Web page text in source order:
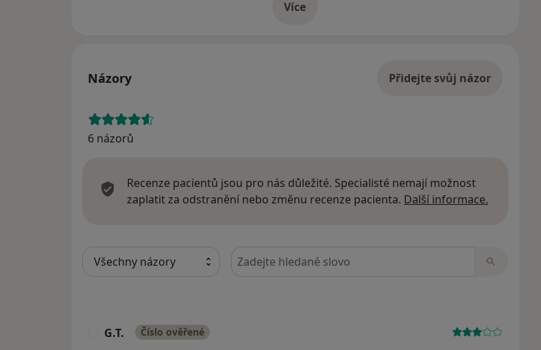
Víceo adrese
Názory Přidejte svůj názor
6 názorů
Recenze pacientů jsou pro nás důležité. Specialisté nemají možnost
zaplatit za odstranění nebo změnu recenze pacienta. Další informace.
Hledejte v názorech
G.T. Číslo ověřené